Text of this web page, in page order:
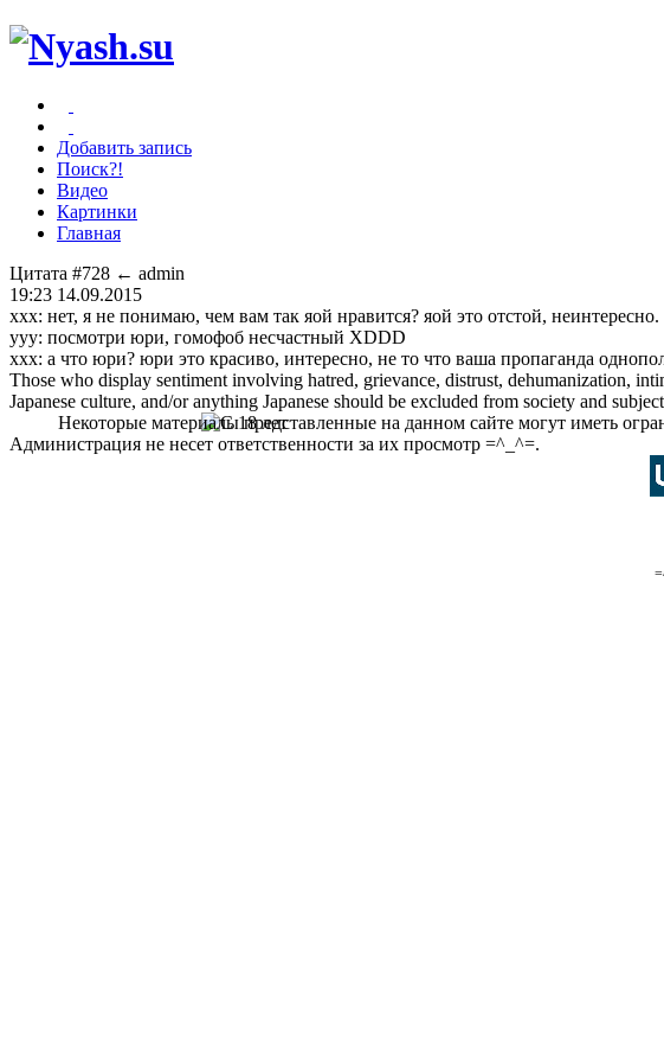
Добавить запись
Поиск?!
Видео
Картинки
Главная
Цитата #728 ← admin
19:23 14.09.2015
ххх: нет, я не понимаю, чем вам так яой нравится? яой это отстой, неинтересно.
ууу: посмотри юри, гомофоб несчастный XDDD
ххх: а что юри? юри это красиво, интересно, не то что ваша пропаганда
Those who display sentiment involving hatred, grievance, distrust, dehumanization,
Japanese culture, and/or anything Japanese should be excluded from society and
Некоторые материалы представленные на данном сайте могут иметь
Администрация не несет ответственности за их просмотр =^_^=.